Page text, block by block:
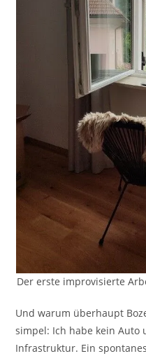
Der erste improvisierte
Und warum überhaupt
simpel: Ich habe kein Auto
Infrastruktur. Ein